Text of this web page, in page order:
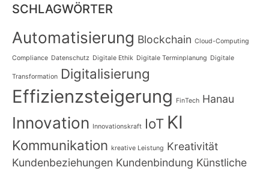
SCHLAGWÖRTER
Automatisierung Blockchain Cloud-Computing
Compliance Datenschutz Digitale Ethik Digitale Terminplanung Digitale
Transformation Digitalisierung
Effizienzsteigerung FinTech Hanau
Innovation Innovationskraft IoT KI
Kommunikation kreative Leistung Kreativität
Kundenbeziehungen Kundenbindung Künstliche